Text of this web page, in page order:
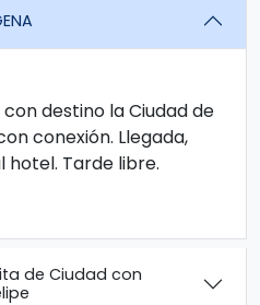
destino la Ciudad de
conexión. Llegada,
Tarde libre.
de Ciudad con